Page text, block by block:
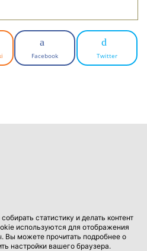
Facebook Twitter
статистику и делать контент
используются для отображения
Вы можете прочитать подробнее о
настройки вашего браузера.